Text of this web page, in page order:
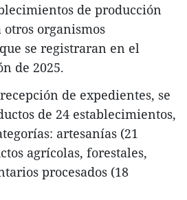
de producción
organismos
se registraran en el
de 2025.
de expedientes, se
de 24 establecimientos,
artesanías (21
agrícolas, forestales,
procesados (18